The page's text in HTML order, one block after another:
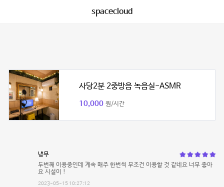
spacecloud
사당2분 2중방음 녹음실-ASMR
10,000 원/시간
냉무
두번째 이용중인데 계속 매주 한번씩 무조건 이용할 것 같네요 너무 좋아
요 시설이 !
2023-05-15 10:27:12